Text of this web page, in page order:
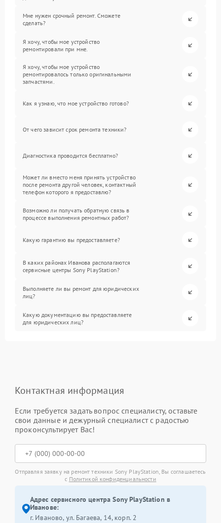
Мне нужен срочный ремонт. Сможете
сделать?
Я хочу, чтобы мое устройство
ремонтировали при мне.
Я хочу, чтобы мое устройство
ремонтировалось только оригинальными
запчастями.
Как я узнаю, что мое устройство готово?
От чего зависит срок ремонта техники?
Диагностика проводится бесплатно?
Может ли вместо меня принять устройство
после ремонта другой человек, контактный
телефон которого я предоставлю?
Возможно ли получать обратную связь в
процессе выполнения ремонтных работ?
Какую гарантию вы предоставляете?
В каких районах Иванова располагаются
сервисные центры Sony PlayStation?
Выполняете ли вы ремонт для юридических
лиц?
Какую документацию вы предоставляете
для юридических лиц?
Контактная информация
Если требуется задать вопрос специалисту, оставьте
свои данные и дежурный специалист с радостью
проконсультирует Вас!
Отправляя заявку на ремонт техники Sony PlayStation, Вы соглашаетесь
с Политикой конфиденциальности
Адрес сервисного центра Sony PlayStation в
Иванове:
г. Иваново, ул. Багаева, 14, корп. 2